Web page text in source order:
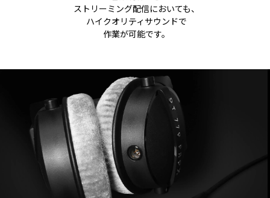
ストリーミング配信においても、
ハイクオリティサウンドで
作業が可能です。